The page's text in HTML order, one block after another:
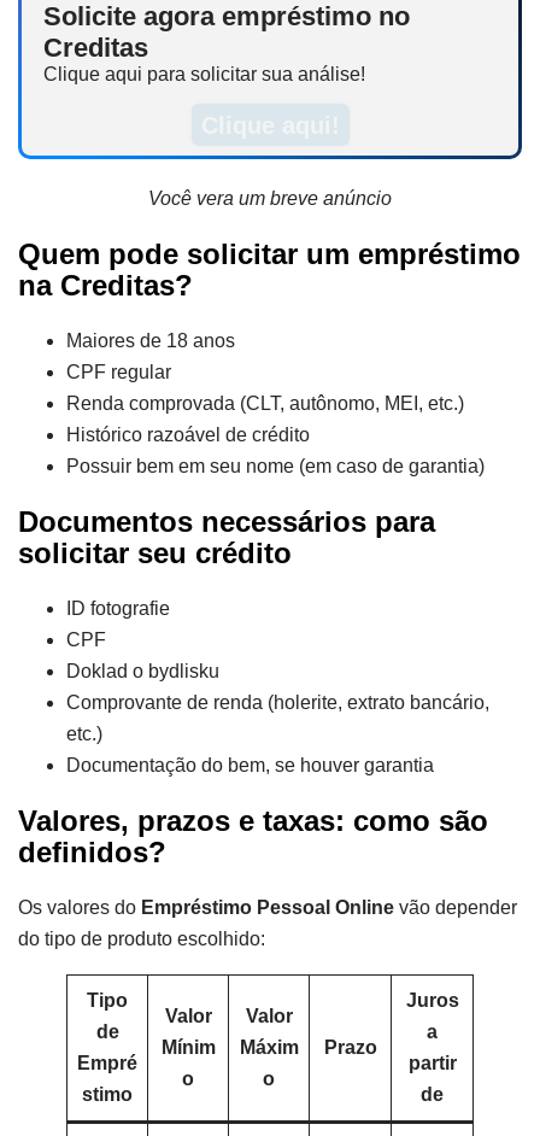
Solicite agora empréstimo no
Creditas
Clique aqui para solicitar sua análise!
Clique aqui!
Você vera um breve anúncio
Quem pode solicitar um empréstimo
na Creditas?
Maiores de 18 anos
CPF regular
Renda comprovada (CLT, autônomo, MEI, etc.)
Histórico razoável de crédito
Possuir bem em seu nome (em caso de garantia)
Documentos necessários para
solicitar seu crédito
ID fotografie
CPF
Doklad o bydlisku
Comprovante de renda (holerite, extrato bancário,
etc.)
Documentação do bem, se houver garantia
Valores, prazos e taxas: como são
definidos?
Os valores do Empréstimo Pessoal Online vão depender
do tipo de produto escolhido:
Tipo
de
Empré
stimo
Valor
Mínim
o
Valor
Máxim
o
Prazo
Juros
a
partir
de